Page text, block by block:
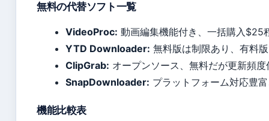
無料の代替ソフト一覧
VideoProc: 動画編集機能付き、一括購入$25
YTD Downloader: 無料版は制限あり、有料
ClipGrab: オープンソース、無料だが更新頻度
SnapDownloader: プラットフォーム対応豊
機能比較表